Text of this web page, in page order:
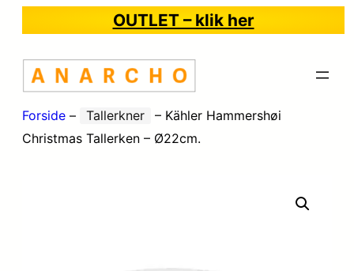
OUTLET – klik her
Forside – Tallerkner – Kähler Hammershøi
Christmas Tallerken – Ø22cm.